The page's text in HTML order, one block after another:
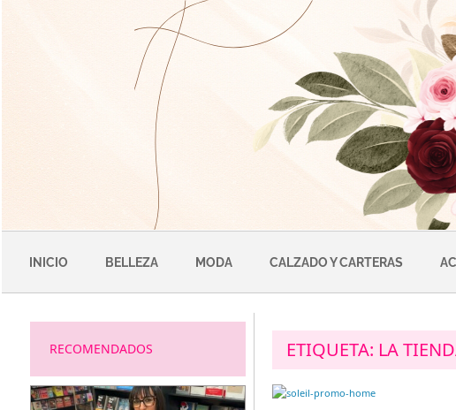
INICIO BELLEZA MODA CALZADO Y CARTERAS
ETIQUETA: LA
RECOMENDADOS